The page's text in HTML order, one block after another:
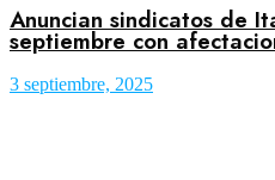
Anuncian sindicatos de
septiembre con
3 septiembre, 2025